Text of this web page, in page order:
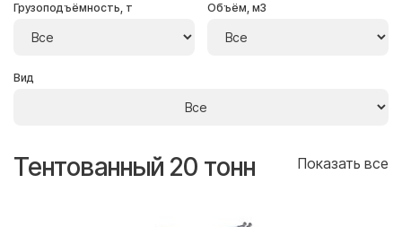
Грузоподъёмность, т Объём, м3
Вид
Тентованный 20 тонн Показать все